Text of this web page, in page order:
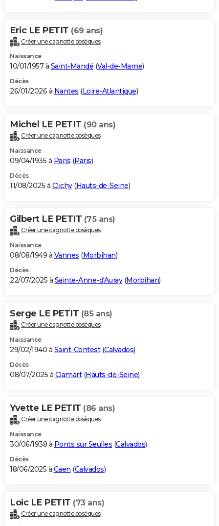
Eric LE PETIT (69 ans)
Créer une cagnotte obsèques
Naissance
10/01/1957 à Saint-Mandé (Val-de-Marne)
Décès
26/01/2026 à Nantes (Loire-Atlantique)
Michel LE PETIT (90 ans)
Créer une cagnotte obsèques
Naissance
09/04/1935 à Paris (Paris)
Décès
11/08/2025 à Clichy(Hauts-de-Seine)
Gilbert LE PETIT (75 ans)
Créer une cagnotte obsèques
Naissance
08/08/1949 à Vannes (Morbihan)
Décès
22/07/2025 à Sainte-Anne-d'Auray(Morbihan)
Serge LE PETIT (85 ans)
Créer une cagnotte obsèques
Naissance
29/02/1940 à Saint-Contest(Calvados)
Décès
08/07/2025 à Clamart(Hauts-de-Seine)
Yvette LE PETIT (86 ans)
Créer une cagnotte obsèques
Naissance
30/06/1938 à Ponts sur Seulles (Calvados)
Décès
18/06/2025 à Caen (Calvados)
Loic LE PETIT (73 ans)
Créer une cagnotte obsèques